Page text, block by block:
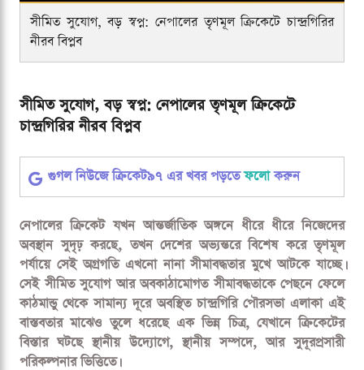
সীমিত সুযোগ, বড় স্বপ্ন: নেপালের তৃণমূল ক্রিকেটে চান্দ্রগিরির
নীরব বিপ্লব
সীমিত সুযোগ, বড় স্বপ্ন: নেপালের তৃণমূল ক্রিকেটে
চান্দ্রগিরির নীরব বিপ্লব
গুগল নিউজে ক্রিকেট৯৭ এর খবর পড়তেফলোকরুন
নেপালের ক্রিকেট যখন আন্তর্জাতিক অঙ্গনে ধীরে ধীরে নিজেদের
অবস্থান সুদৃঢ় করছে, তখন দেশের অভ্যন্তরে বিশেষ করে তৃণমূল
পর্যায়ে সেই অগ্রগতি এখনো নানা সীমাবদ্ধতার মুখে আটকে যাচ্ছে।
সেই সীমিত সুযোগ আর অবকাঠামোগত সীমাবদ্ধতাকে পেছনে ফেলে
কাঠমান্ডু থেকে সামান্য দূরে অবস্থিত চান্দ্রগিরি পৌরসভা এলাকা এই
বাস্তবতার মাঝেও তুলে ধরেছে এক ভিন্ন চিত্র, যেখানে ক্রিকেটের
বিস্তার ঘটছে স্থানীয় উদ্যোগে, স্থানীয় সম্পদে, আর সুদূরপ্রসারী
পরিকল্পনার ভিত্তিতে।